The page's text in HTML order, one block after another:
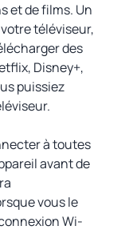
et de films. Un
téléviseur,
des
Disney+,
puissiez
à toutes
avant de
vous le
Wi-